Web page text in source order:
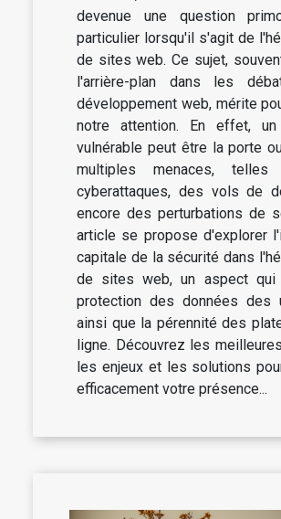
devenue une question
particulier lorsqu'il s'agit de
de sites web. Ce sujet,
l'arrière-plan dans les
développement web, mérite
notre attention. En effet,
vulnérable peut être la porte
multiples menaces,
cyberattaques, des vols de
encore des perturbations de
article se propose d'explorer
capitale de la sécurité dans
de sites web, un aspect qui
protection des données des
ainsi que la pérennité des
ligne. Découvrez les
les enjeux et les solutions
efficacement votre présence...